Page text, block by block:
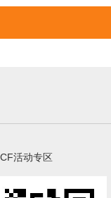
活动专区